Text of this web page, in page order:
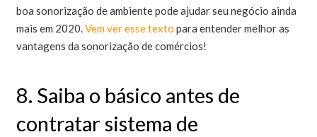
boa sonorização de ambiente pode ajudar seu negócio ainda
mais em 2020.Vem ver esse texto para entender melhor as
vantagens da sonorização de comércios!
8. Saiba o básico antes de
contratar sistema de